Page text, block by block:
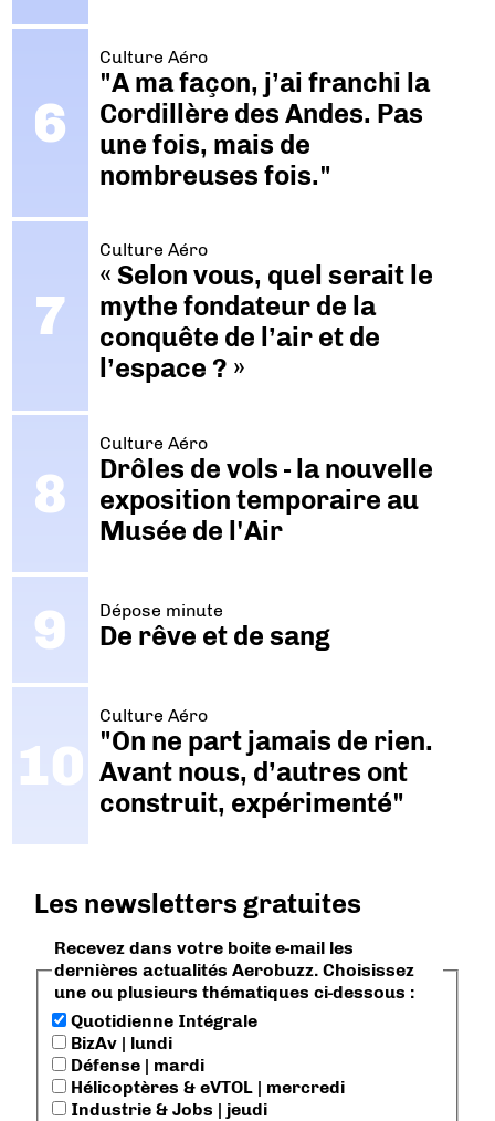
Culture Aéro
"A ma façon, j’ai franchi la
Cordillère des Andes. Pas
une fois, mais de
nombreuses fois."
Culture Aéro
« Selon vous, quel serait le
mythe fondateur de la
conquête de l’air et de
l’espace ? »
Culture Aéro
Drôles de vols - la nouvelle
exposition temporaire au
Musée de l'Air
Dépose minute
De rêve et de sang
Culture Aéro
"On ne part jamais de rien.
Avant nous, d’autres ont
construit, expérimenté"
Les newsletters gratuites
Recevez dans votre boite e-mail les
dernières actualités Aerobuzz. Choisissez
une ou plusieurs thématiques ci-dessous :
Quotidienne Intégrale
BizAv | lundi
Défense | mardi
Hélicoptères & eVTOL | mercredi
Industrie & Jobs | jeudi